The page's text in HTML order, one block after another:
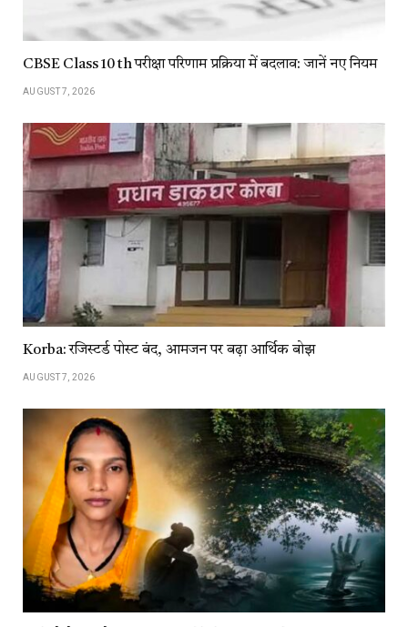
CBSE Class 10 th परीक्षा परिणाम प्रक्रिया में बदलाव: जानें नए नियम
AUGUST 7, 2026
Korba: रजिस्टर्ड पोस्ट बंद, आमजन पर बढ़ा आर्थिक बोझ
AUGUST 7, 2026